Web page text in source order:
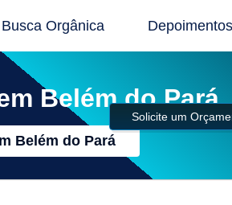
Busca Orgânica Depoimentos
Belém do Pará
Belém do Pará
Solicite um